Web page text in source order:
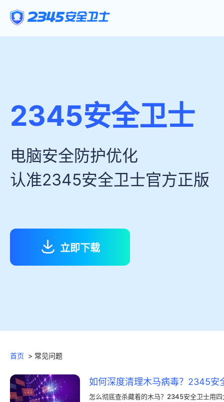
2345安全卫士
电脑安全防护优化
认准2345安全卫士官方正版
立即下载
首页 > 常见问题
如何深度清理木马病毒？2345安
怎么彻底查杀藏着的木马？2345安全卫士用